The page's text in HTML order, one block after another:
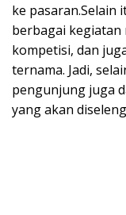
ke pasaran.Selain
berbagai
kompetisi, dan
ternama. Jadi,
pengunjung juga
yang akan